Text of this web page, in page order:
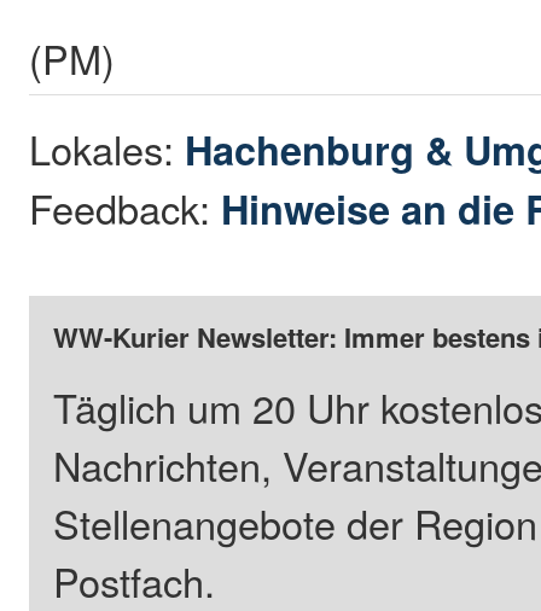
(PM)
Lokales: Hachenburg &
Feedback: Hinweise an die
WW-Kurier Newsletter: Immer
Täglich um 20 Uhr
Nachrichten,
Stellenangebote der
Postfach.